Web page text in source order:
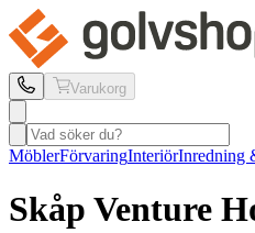
Varukorg
MöblerFörvaringInteriörInredning
Skåp Venture